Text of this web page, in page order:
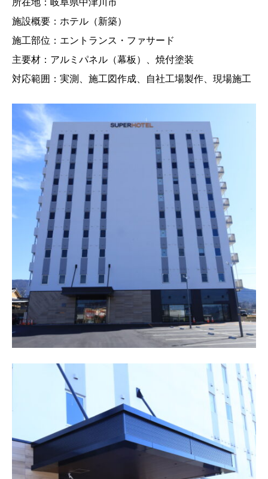
施設概要：ホテル（新築）
施工部位：エントランス・ファサード
主要材：アルミパネル（幕板）、焼付塗装
対応範囲：実測、施工図作成、自社工場製作、現場施工